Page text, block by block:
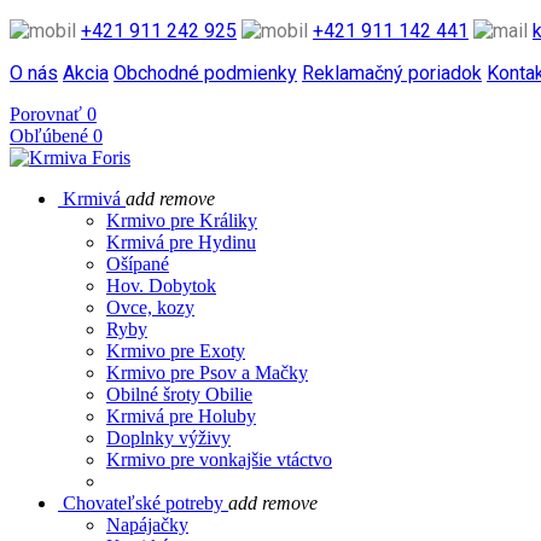
+421 911 242 925 +421 911 142 441
O nás Akcia Obchodné podmienky Reklamačný poriadok
Porovnať 0
Obľúbené 0
Krmivá add remove
Krmivo pre Králiky
Krmivá pre Hydinu
Ošípané
Hov. Dobytok
Ovce, kozy
Ryby
Krmivo pre Exoty
Krmivo pre Psov a Mačky
Obilné šroty Obilie
Krmivá pre Holuby
Doplnky výživy
Krmivo pre vonkajšie vtáctvo
Chovateľské potreby add remove
Napájačky